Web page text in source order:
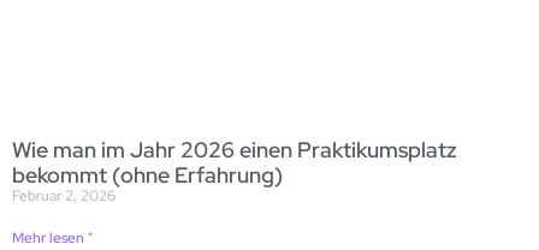
Wie man im Jahr 2026 einen Praktikumsplatz
bekommt (ohne Erfahrung)
Februar 2, 2026
Mehr lesen "